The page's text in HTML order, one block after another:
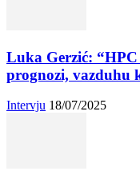
Luka Gerzić:
prognozi, vazduhu
Intervju 18/07/2025